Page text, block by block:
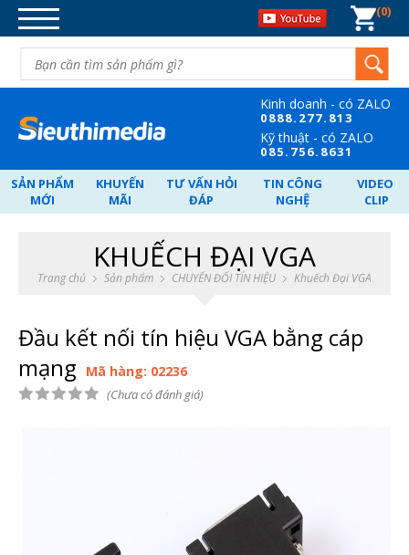
DANH MỤC SẢN PHẨM
DÂY CÁP TÍN HIỆU
BỘ CHIA TÍN HIỆU
CHUYỂN ĐỐI TÍN HIỆU
MẠNG-WIFI-MÁY TÍNH-ĐIỆN
NGUỒN POE - SWITCH - VẬT TƯ.
NGHE NHÌN-GIẢI TRÍ.
QUÀ TẶNG DOANH NGHIỆP
0
Kinh doanh - có ZALO
0888.277.813
Kỹ thuật - có ZALO
085.756.8631
SẢN PHẨM
MỚI
KHUYẾN
MÃI
TƯ VẤN HỎI
ĐÁP
TIN CÔNG
NGHỆ
VIDEO
CLIP
KHUẾCH ĐẠI VGA
Trang chủ Sản phẩm CHUYỂN ĐỐI TÍN HIỆU Khuếch Đại VGA
Đầu kết nối tín hiệu VGA bằng cáp
mạng
Mã hàng: 02236
(Chưa có đánh giá)